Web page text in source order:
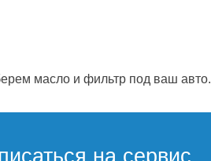
масло и фильтр под ваш авто.
на сервис